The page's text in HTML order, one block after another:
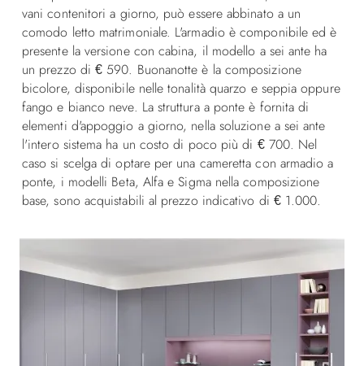
vani contenitori a giorno, può essere abbinato a un
comodo letto matrimoniale. L'armadio è componibile ed è
presente la versione con cabina, il modello a sei ante ha
un prezzo di € 590. Buonanotte è la composizione
bicolore, disponibile nelle tonalità quarzo e seppia oppure
fango e bianco neve. La struttura a ponte è fornita di
elementi d'appoggio a giorno, nella soluzione a sei ante
l'intero sistema ha un costo di poco più di € 700. Nel
caso si scelga di optare per una cameretta con armadio a
ponte, i modelli Beta, Alfa e Sigma nella composizione
base, sono acquistabili al prezzo indicativo di € 1.000.